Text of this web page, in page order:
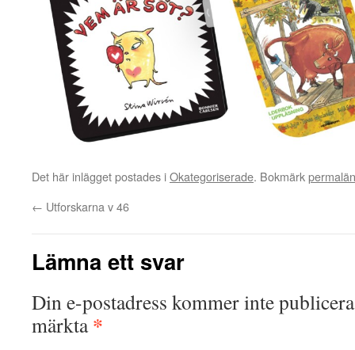
Det här inlägget postades iOkategoriserade. Bokmärk
← Utforskarna v 46
Lämna ett svar
Din e-postadress kommer inte
märkta*